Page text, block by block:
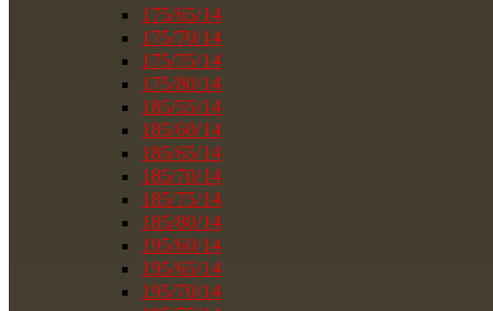
175/65/14
175/70/14
175/75/14
175/80/14
185/55/14
185/60/14
185/65/14
185/70/14
185/75/14
185/80/14
195/60/14
195/65/14
195/70/14